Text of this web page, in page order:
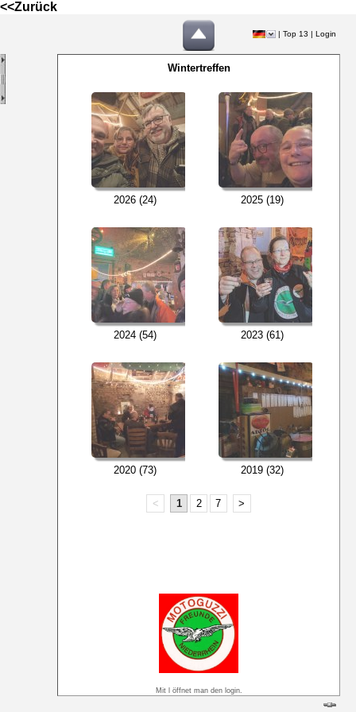
<<Zurück
| Top 13 | Login
Wintertreffen
2026 (24) 2025 (19)
2024 (54) 2023 (61)
2020 (73) 2019 (32)
< 1 2 7 >
Mit l öffnet man den login.